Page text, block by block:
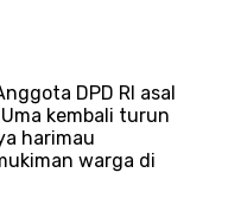
DPD RI asal
kembali turun
harimau
warga di